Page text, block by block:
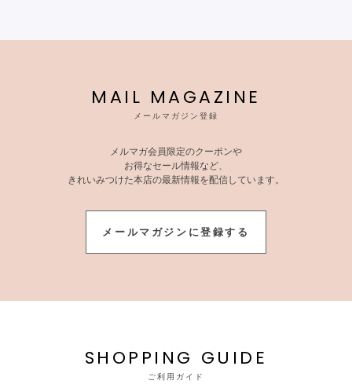
MAIL MAGAZINE
メールマガジン登録
メルマガ会員限定のクーポンや
お得なセール情報など、
きれいみつけた本店の最新情報を配信しています。
メールマガジンに登録する
SHOPPING GUIDE
ご利用ガイド